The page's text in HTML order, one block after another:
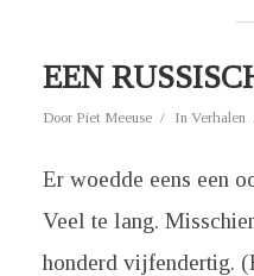
EEN
Door Piet Meeuse In Verhalen
Er woedde eens een
Veel te lang.
honderd vijfendertig.